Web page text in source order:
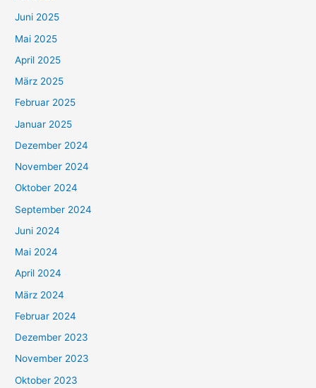
Juni 2025
Mai 2025
April 2025
März 2025
Februar 2025
Januar 2025
Dezember 2024
November 2024
Oktober 2024
September 2024
Juni 2024
Mai 2024
April 2024
März 2024
Februar 2024
Dezember 2023
November 2023
Oktober 2023